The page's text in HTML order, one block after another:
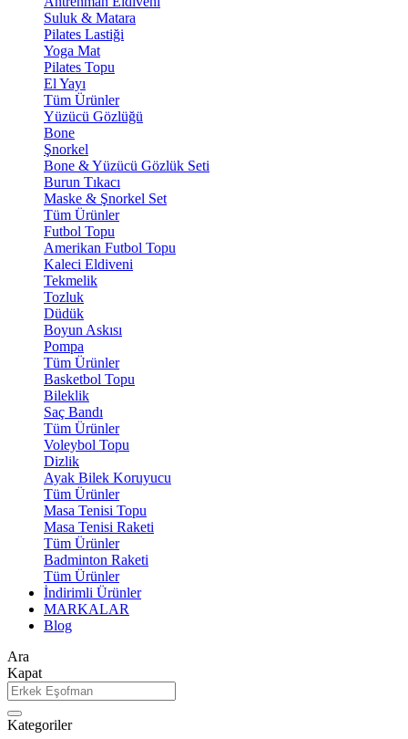
Suluk & Matara
Pilates Lastiği
Yoga Mat
Pilates Topu
El Yayı
Tüm Ürünler
Yüzücü Gözlüğü
Bone
Şnorkel
Bone & Yüzücü Gözlük Seti
Burun Tıkacı
Maske & Şnorkel Set
Tüm Ürünler
Futbol Topu
Amerikan Futbol Topu
Kaleci Eldiveni
Tekmelik
Tozluk
Düdük
Boyun Askısı
Pompa
Tüm Ürünler
Basketbol Topu
Bileklik
Saç Bandı
Tüm Ürünler
Voleybol Topu
Dizlik
Ayak Bilek Koruyucu
Tüm Ürünler
Masa Tenisi Topu
Masa Tenisi Raketi
Tüm Ürünler
Badminton Raketi
Tüm Ürünler
İndirimli Ürünler
MARKALAR
Blog
Ara
Kapat
Kategoriler